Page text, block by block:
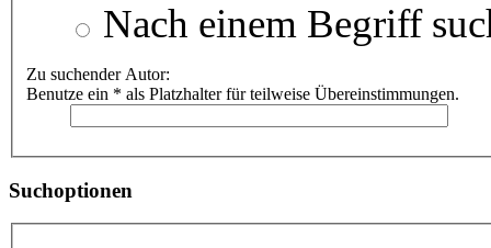
Nach einem Begriff
Zu suchender Autor:
Benutze ein * als Platzhalter für teilweise Übereinstimmungen.
Suchoptionen